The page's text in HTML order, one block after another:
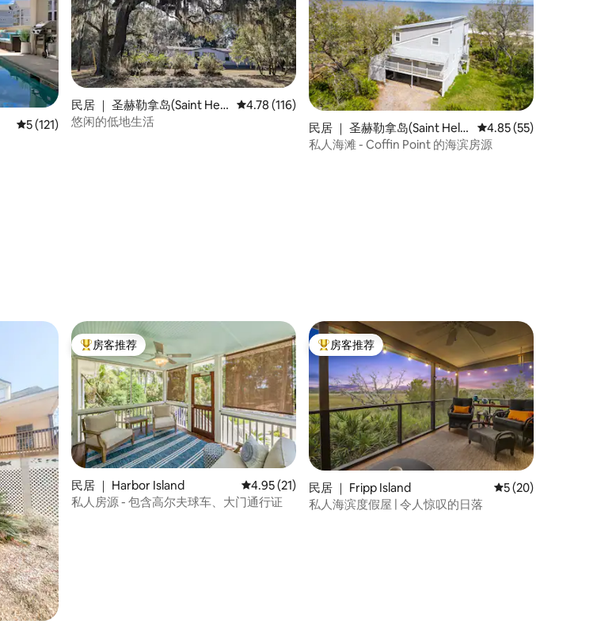
平均评分 5 分（满分 5 分），共 121 条评价
5 (121)
民居 ｜ 圣赫勒拿岛(Saint Hele
na Island)
平均评分 4.78 分（满分 5 分），共 116 条评价
4.78 (116)
悠闲的低地生活
民居 ｜ 圣赫勒拿岛(Saint Hele
na Island)
平均评分 4.85 分（满
4.85 (55)
私人海滩 - Coffin Point 的海滨房源
热门「房客推荐」
房客推荐
民居 ｜ Harbor Island 平均评分 4.95 分（满分 5 分），共 21 条评价
4.95 (21)
私人房源 - 包含高尔夫球车、大门通行证
热门「房客推荐」
房客推荐
民居 ｜ Fripp Island 平均评分 5 分（满
5 (20)
私人海滨度假屋 | 令人惊叹的日落